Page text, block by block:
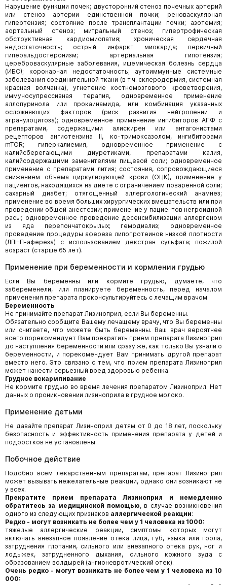
Нарушение функции почек; двусторонний стеноз почечных артерий
или стеноз артерии единственной почки; реноваскулярная
гипертензия; состояние после трансплантации почки; азотемия;
аортальный стеноз; митральный стеноз; гипертрофическая
обструктивная кардиомиопатия; хроническая сердечная
недостаточность; острый инфаркт миокарда; первичный
гиперальдостеронизм; артериальная гипотензия;
цереброваскулярные заболевания, ишемическая болезнь сердца
(ИБС); коронарная недостаточность; аутоиммунные системные
заболевания соединительной ткани (в т.ч. склеродермия, системная
красная волчанка), угнетение костномозгового кроветворения,
иммуносупрессивная терапия, одновременное применение
аллопуринола или прокаинамида, или комбинация указанных
осложняющих факторов (риск развития нейтропении и
агранулоцитоза); одновременное применение ингибиторов АПФ с
препаратами, содержащими алискирен или антагонистами
рецепторов ангиотензина II, ко-тримоксазолом, ингибиторами
mTOR; гиперкалиемия, одновременное применение с
калийсберегающими диуретиками, препаратами калия,
калийсодержащими заменителями пищевой соли; одновременное
применение с препаратами лития; состояния, сопровождающиеся
снижением объема циркулирующей крови (ОЦК), применение у
пациентов, находящихся на диете с ограничением поваренной соли;
сахарный диабет; отягощенный аллергологический анамнез;
применение во время больших хирургических вмешательств или при
проведении общей анестезии; применение у пациентов негроидной
расы; одновременное проведение десенсибилизации аллергеном
из яда перепончатокрылых; гемодиализ; одновременное
проведение процедуры афереза липопротеинов низкой плотности
(ЛПНП-афереза) с использованием декстран сульфата; пожилой
возраст (старше 65 лет).
Применение при беременности и кормлении грудью
Если Вы беременны или кормите грудью, думаете, что
забеременели, или планируете беременность, перед началом
применения препарата проконсультируйтесь с лечащим врачом.
Беременность
Не принимайте препарат Лизиноприл, если Вы беременны.
Обязательно сообщите Вашему лечащему врачу, что Вы беременны
или считаете, что можете быть беременны. Ваш врач вероятнее
всего порекомендует Вам прекратить прием препарата Лизиноприл
до наступления беременности или сразу же, как только Вы узнали о
беременности, и порекомендует Вам принимать другой препарат
вместо него. Это связано с тем, что прием препарата Лизиноприл
может нанести серьезный вред здоровью ребенка.
Грудное вскармливание
Не кормите грудью во время лечения препаратом Лизиноприл. Нет
данных о проникновении лизиноприла в грудное молоко.
Применение детьми
Не давайте препарат Лизиноприл детям от 0 до 18 лет, поскольку
безопасность и эффективность применения препарата у детей и
подростков не установлены.
Побочное действие
Подобно всем лекарственным препаратам, препарат Лизиноприл
может вызывать нежелательные реакции, однако они возникают не
у всех.
Прекратите прием препарата Лизиноприл и немедленно
обратитесь за медицинской помощью, в случае возникновения
одного из следующих признаков аллергической реакции:
Редко - могут возникать не более чем у 1 человека из 1000:
тяжелые аллергические реакции, симптомы которых могут
включать внезапное появление отека лица, губ, языка или горла,
затруднения глотания, сильного или внезапного отека рук, ног и
лодыжек, затрудненного дыхания, сильного кожного зуда с
образованием волдырей (ангионевротический отек).
Очень редко - могут возникать не более чем у 1 человека из 10
000: